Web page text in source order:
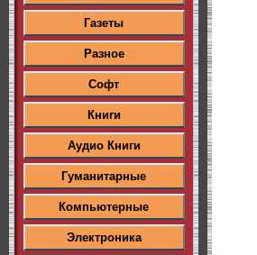
Газеты
Разное
Софт
Книги
Аудио Книги
Гуманитарные
Компьютерные
Электроника